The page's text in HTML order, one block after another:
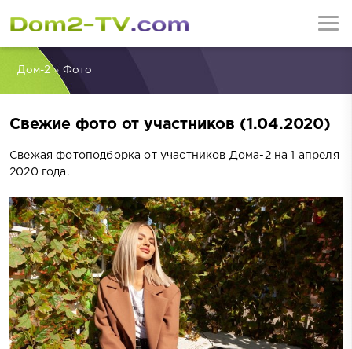
Дом-2» Фото
Свежие фото от участников (1.04.2020)
Свежая фотоподборка от участников Дома-2 на 1 апреля
2020 года.